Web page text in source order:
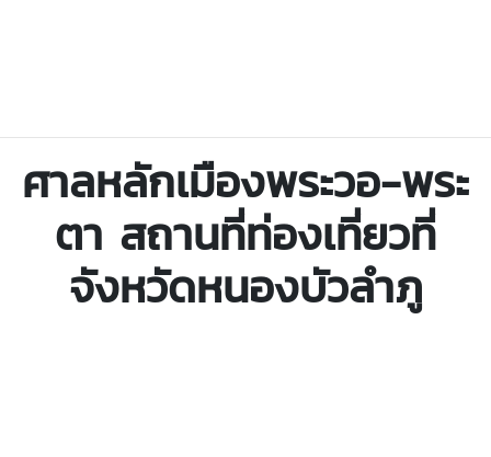
ศาลหลักเมืองพระวอ-พระ
ตา สถานที่ท่องเที่ยวที่
จังหวัดหนองบัวลำภู